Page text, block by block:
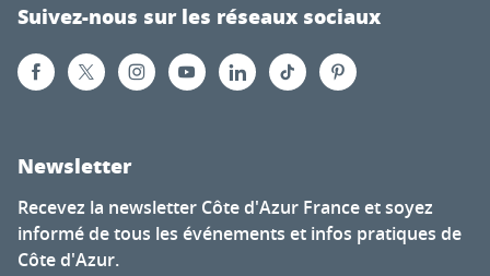
Suivez-nous sur les réseaux sociaux
Newsletter
Recevez la newsletter Côte d'Azur France et soyez
informé de tous les événements et infos pratiques de
Côte d'Azur.